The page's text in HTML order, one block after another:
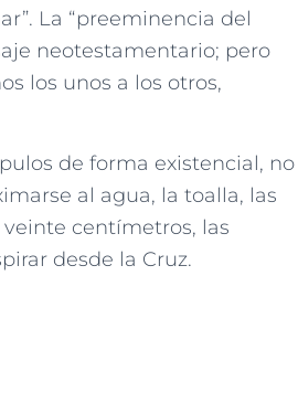
La “preeminencia del
neotestamentario; pero
los unos a los otros,
de forma existencial, no
al agua, la toalla, las
centímetros, las
desde la Cruz.